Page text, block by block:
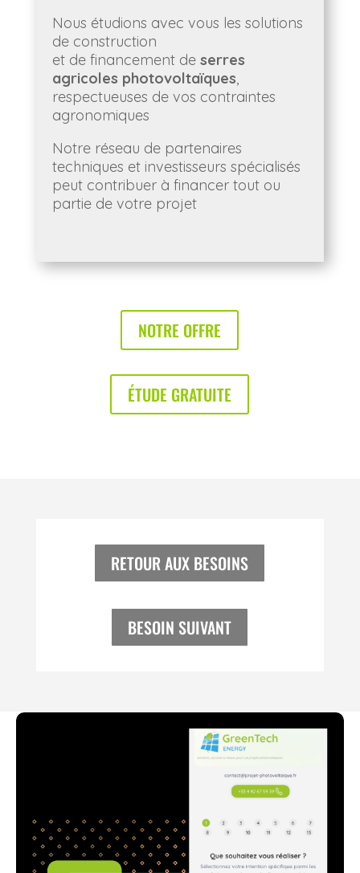
Nous étudions avec vous les solutions
de construction
et de financement deserres
agricoles photovoltaïques,
respectueuses de vos contraintes
agronomiques
Notre réseau de partenaires
techniques et investisseurs spécialisés
peut contribuer à financer tout ou
partie de votre projet
NOTRE OFFRE
ÉTUDE GRATUITE
RETOUR AUX BESOINS
BESOIN SUIVANT